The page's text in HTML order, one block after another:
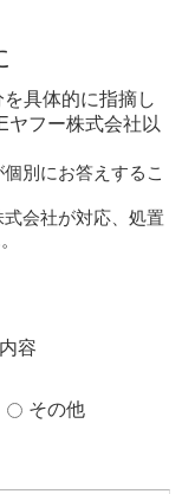
具体的に指摘し
ヤフー株式会社以
別にお答えするこ
会社が対応、処置
容
その他